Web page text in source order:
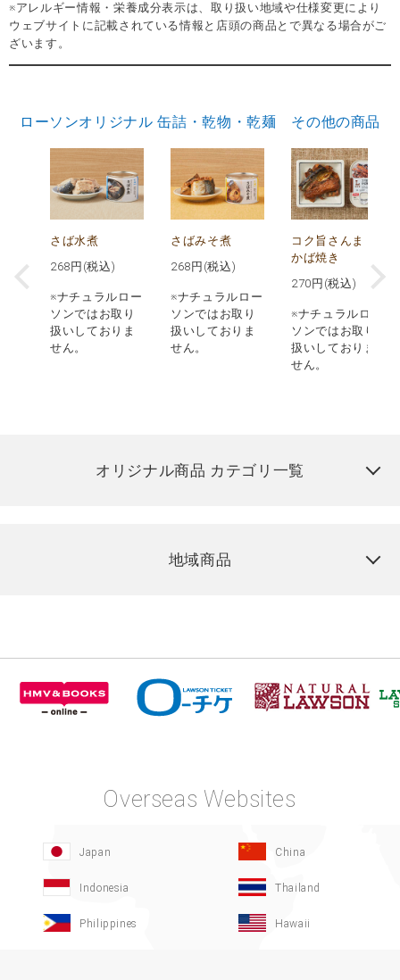
※アレルギー情報・栄養成分表示は、取り扱い地域や仕様変更により
ウェブサイトに記載されている情報と店頭の商品とで異なる場合がご
ざいます。
ローソンオリジナル 缶詰・乾物・乾麺 その他の商品
さば水煮
268 円(税込)
※ナチュラルロー
ソンではお取り
扱いしておりま
せん。
さばみそ煮
268 円(税込)
※ナチュラルロー
ソンではお取り
扱いしておりま
せん。
コク旨さんま
かば焼き
270 円(税込)
※ナチュラルロー
ソンではお取り
扱いしておりま
せん。
オリジナル商品 カテゴリ一覧
地域商品
Overseas Websites
Japan China
Indonesia Thailand
Philippines Hawaii